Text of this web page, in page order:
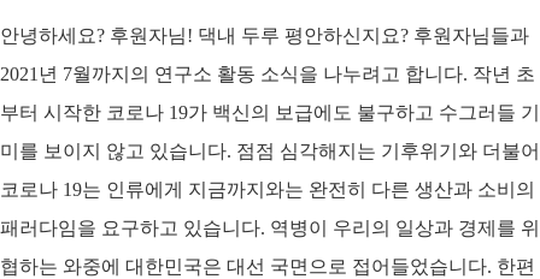
안녕하세요? 후원자님! 댁내 두루 평안하신지요? 후원자님들과
2021년 7월까지의 연구소 활동 소식을 나누려고 합니다. 작년 초
부터 시작한 코로나 19가 백신의 보급에도 불구하고 수그러들 기
미를 보이지 않고 있습니다. 점점 심각해지는 기후위기와 더불어
코로나 19는 인류에게 지금까지와는 완전히 다른 생산과 소비의
패러다임을 요구하고 있습니다. 역병이 우리의 일상과 경제를 위
협하는 와중에 대한민국은 대선 국면으로 접어들었습니다. 한편